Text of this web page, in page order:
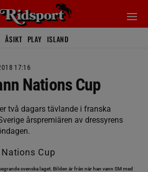
ÅSIKT PLAY ISLAND
17:16
Nations Cup
två dagars tävlande i franska
årspremiären av dressyrens
svenska laget. Bilden är från när han vann SM med